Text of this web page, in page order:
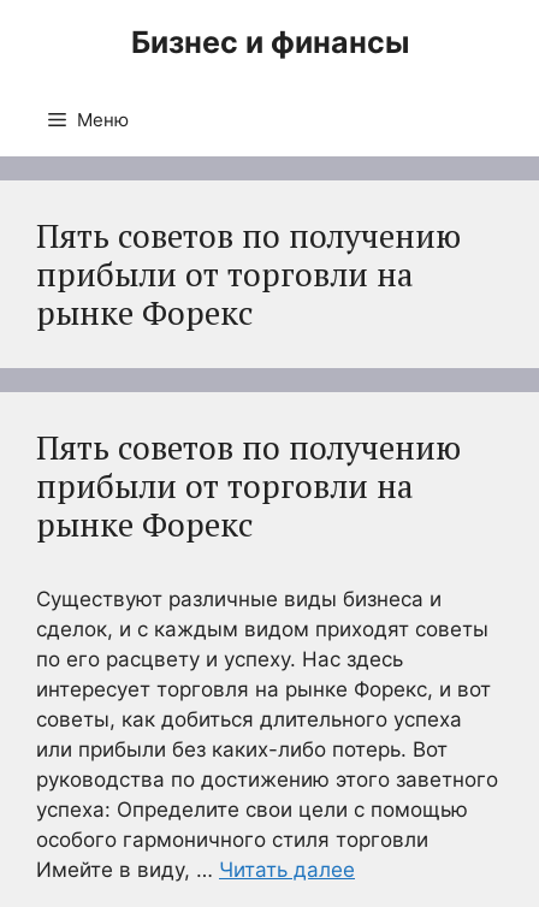
Бизнес и финансы
Меню
Пять советов по получению
прибыли от торговли на
рынке Форекс
Пять советов по получению
прибыли от торговли на
рынке Форекс
Существуют различные виды бизнеса и
сделок, и с каждым видом приходят советы
по его расцвету и успеху. Нас здесь
интересует торговля на рынке Форекс, и вот
советы, как добиться длительного успеха
или прибыли без каких-либо потерь. Вот
руководства по достижению этого заветного
успеха: Определите свои цели с помощью
особого гармоничного стиля торговли
Имейте в виду, … Читать далее